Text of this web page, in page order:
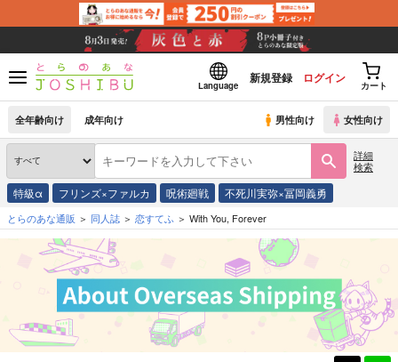
Language
新規登録 ログイン
カート
全年齢向け 成年向け 男性向け 女性向け
詳細
検索
特級α フリンズ×ファルカ 呪術廻戦 不死川実弥×冨岡義勇
とらのあな通販 同人誌 恋すてふ With You, Forever